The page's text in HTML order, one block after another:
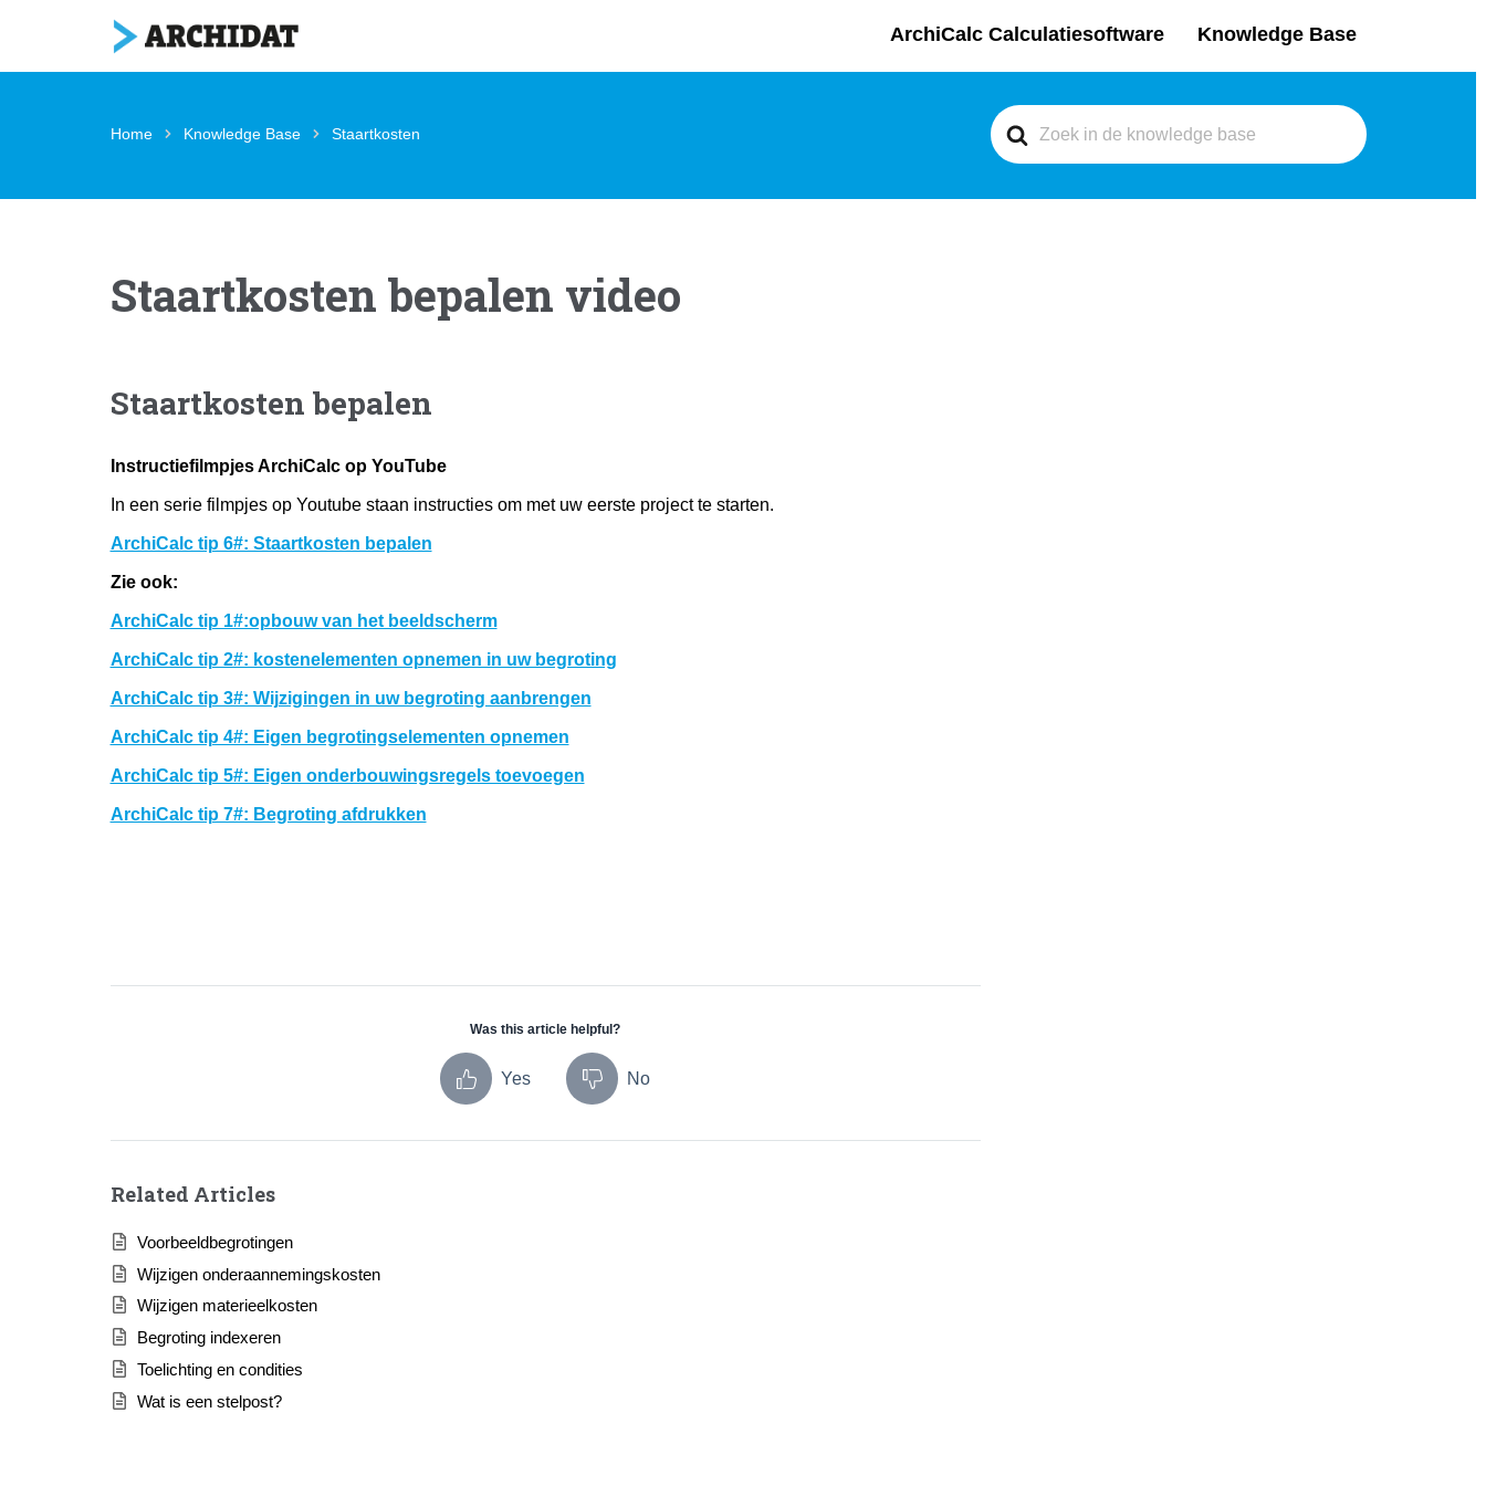
ArchiCalc Calculatiesoftware Knowledge Base
Search
For
Home Knowledge Base Staartkosten
Staartkosten bepalen video
Staartkosten bepalen
Instructiefilmpjes ArchiCalc op YouTube
In een serie filmpjes op Youtube staan instructies om met uw eerste project te starten.
ArchiCalc tip 6#: Staartkosten bepalen
Zie ook:
ArchiCalc tip 1#:opbouw van het beeldscherm
ArchiCalc tip 2#: kostenelementen opnemen in uw begroting
ArchiCalc tip 3#: Wijzigingen in uw begroting aanbrengen
ArchiCalc tip 4#: Eigen begrotingselementen opnemen
ArchiCalc tip 5#: Eigen onderbouwingsregels toevoegen
ArchiCalc tip 7#: Begroting afdrukken
Was this article helpful?
Yes No
Related Articles
Voorbeeldbegrotingen
Wijzigen onderaannemingskosten
Wijzigen materieelkosten
Begroting indexeren
Toelichting en condities
Wat is een stelpost?